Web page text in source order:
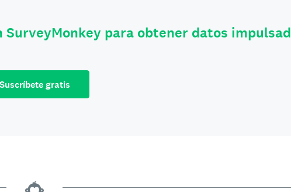
para obtener datos
Suscríbete gratis